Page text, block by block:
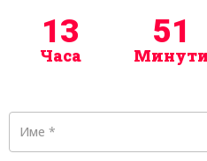
13
Часа
51
Име *